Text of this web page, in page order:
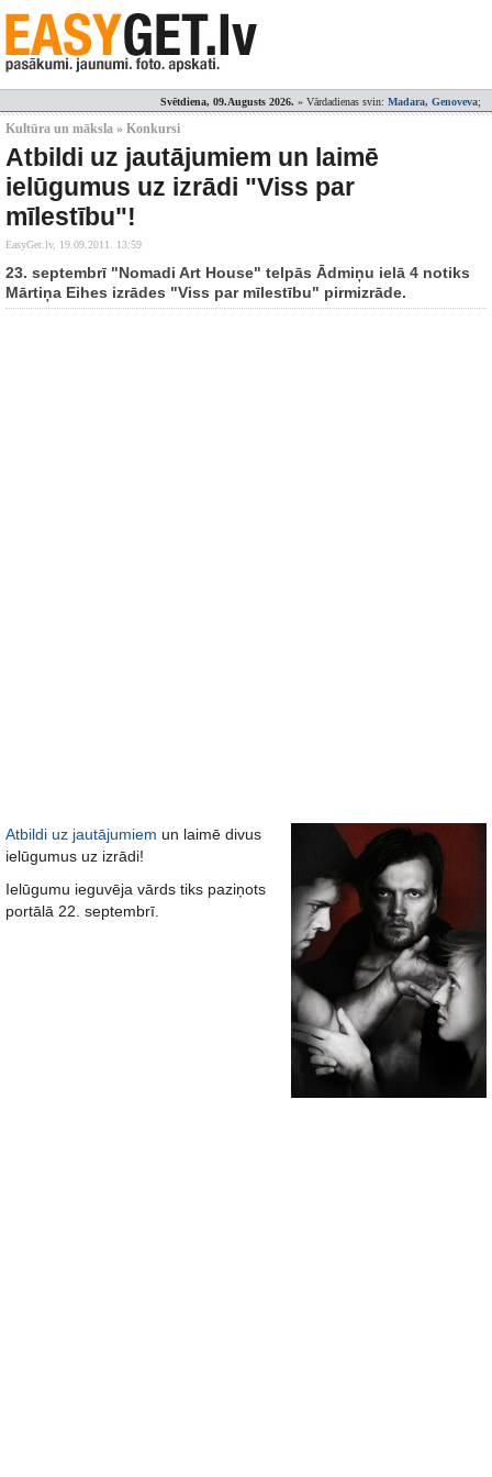
Svētdiena, 09.Augusts 2026. » Vārdadienas svin: Madara, Genoveva;
Kultūra un māksla » Konkursi
Atbildi uz jautājumiem un laimē
ielūgumus uz izrādi "Viss par
mīlestību"!
EasyGet.lv, 19.09.2011. 13:59
23. septembrī "Nomadi Art House" telpās Ādmiņu ielā 4 notiks
Mārtiņa Eihes izrādes "Viss par mīlestību" pirmizrāde.
Atbildi uz jautājumiem un laimē divus
ielūgumus uz izrādi!
Ielūgumu ieguvēja vārds tiks paziņots
portālā 22. septembrī.